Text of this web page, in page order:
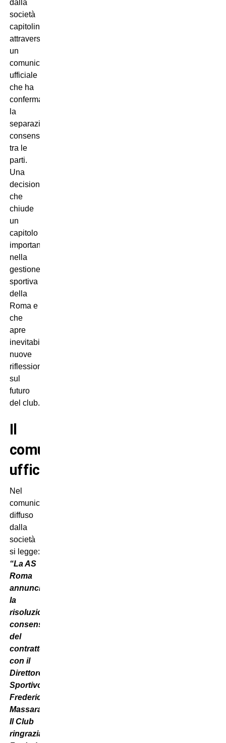
dalla
società
capitolina
attraverso
un
comunicato
ufficiale
che ha
confermato
la
separazione
consensuale
tra le
parti.
Una
decisione
che
chiude
un
capitolo
importante
nella
gestione
sportiva
della
Roma e
che
apre
inevitabilmente
nuove
riflessioni
sul
futuro
del club.
Il
comunicato
ufficiale
Nel
comunicato
diffuso
dalla
società
si legge:
“La AS
Roma
annuncia
la
risoluzione
consensuale
del
contratto
con il
Direttore
Sportivo
Frederic
Massara.
Il Club
ringrazia